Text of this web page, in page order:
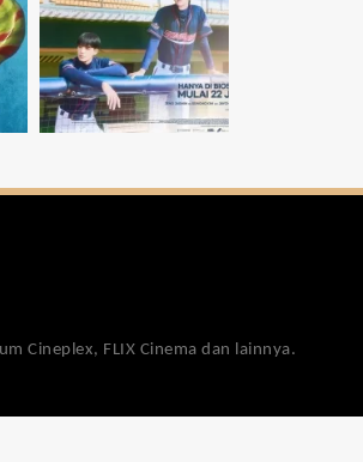
Cineplex, FLIX Cinema dan lainnya.